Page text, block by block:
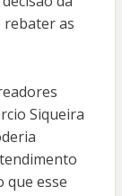
rebater as
Siqueira
esse